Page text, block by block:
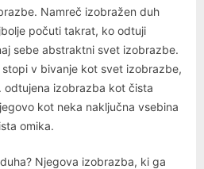
Namreč izobražen duh
počuti takrat, ko odtuji
sebe abstraktni svet izobrazbe.
v bivanje kot svet izobrazbe,
odtujena izobrazba kot čista
kot neka naključna vsebina
omika.
Njegova izobrazba, ki ga